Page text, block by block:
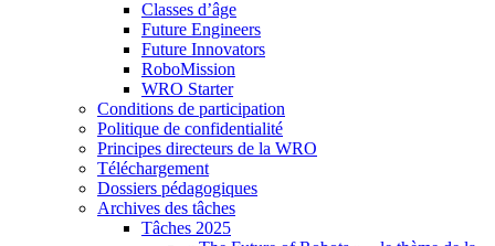
Classes d’âge
Future Engineers
Future Innovators
RoboMission
WRO Starter
Conditions de participation
Politique de confidentialité
Principes directeurs de la WRO
Téléchargement
Dossiers pédagogiques
Archives des tâches
Tâches 2025